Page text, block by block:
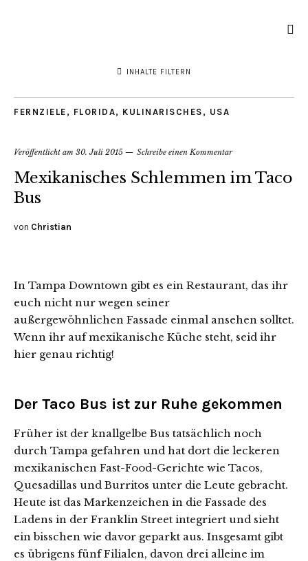
INHALTE FILTERN
FERNZIELE , FLORIDA, KULINARISCHES , USA
Veröffentlicht am 30. Juli 2015 Schreibe einen Kommentar
Mexikanisches Schlemmen im Taco
Bus
von Christian
In Tampa Downtown gibt es ein Restaurant, das ihr
euch nicht nur wegen seiner
außergewöhnlichen Fassade einmal ansehen solltet.
Wenn ihr auf mexikanische Küche steht, seid ihr
hier genau richtig!
Der Taco Bus ist zur Ruhe gekommen
Früher ist der knallgelbe Bus tatsächlich noch
durch Tampa gefahren und hat dort die leckeren
mexikanischen Fast-Food-Gerichte wie Tacos,
Quesadillas und Burritos unter die Leute gebracht.
Heute ist das Markenzeichen in die Fassade des
Ladens in der Franklin Street integriert und sieht
ein bisschen wie davor geparkt aus. Insgesamt gibt
es übrigens fünf Filialen, davon drei alleine im